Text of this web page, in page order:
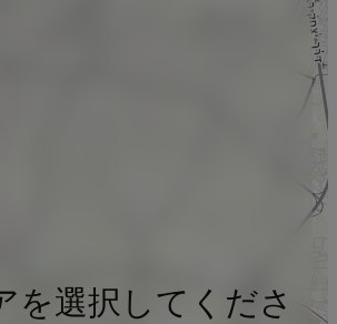
を選択してくださ